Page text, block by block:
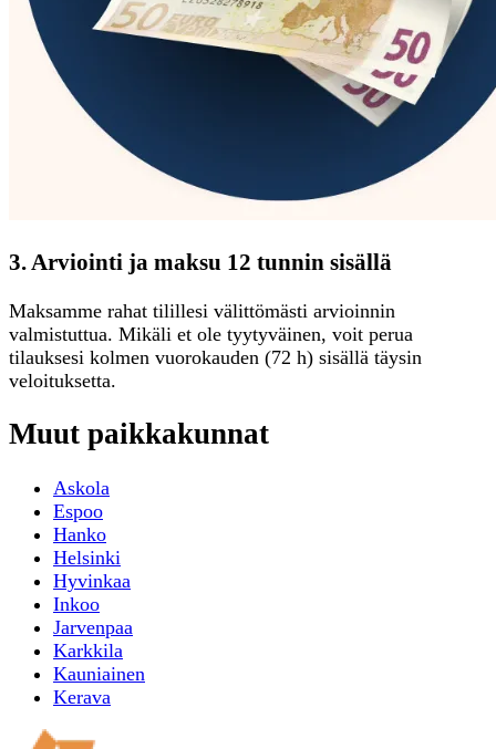
3. Arviointi ja maksu 12 tunnin sisällä
Maksamme rahat tilillesi välittömästi arvioinnin
valmistuttua. Mikäli et ole tyytyväinen, voit perua
tilauksesi kolmen vuorokauden (72 h) sisällä täysin
veloituksetta.
Muut paikkakunnat
Askola
Espoo
Hanko
Helsinki
Hyvinkaa
Inkoo
Jarvenpaa
Karkkila
Kauniainen
Kerava